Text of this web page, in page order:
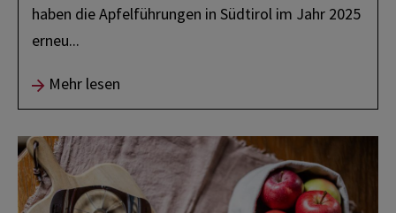
haben die Apfelführungen in Südtirol im Jahr 2025
erneu...
Mehr lesen